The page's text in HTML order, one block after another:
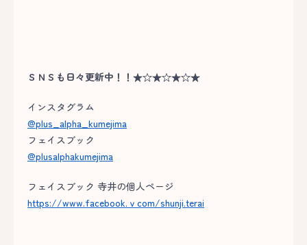
ＳＮＳも日々更新中！！★☆★☆★☆★
インスタグラム
@plus_alpha_kumejima
フェイスブック
@plusalphakumejima
フェイスブック 寺井の個人ページ
https://www.facebook.ｖcom/shunji.terai